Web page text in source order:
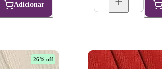
Adicionar
26% off